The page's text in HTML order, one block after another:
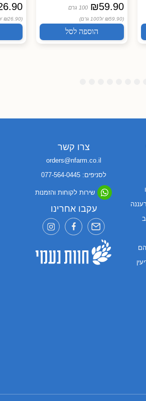
₪59.90 100 גרם
(₪59.90 / ל100 גרם)
הוספה לסל
(₪26.90 /
צרו קשר
orders@nfarm.co.il
לסניפים: 077-564-0445
שירות לקוחות והזמנות
עקבו אחרינו